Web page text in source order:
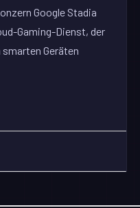
Google Stadia
Gaming-Dienst, der
Geräten